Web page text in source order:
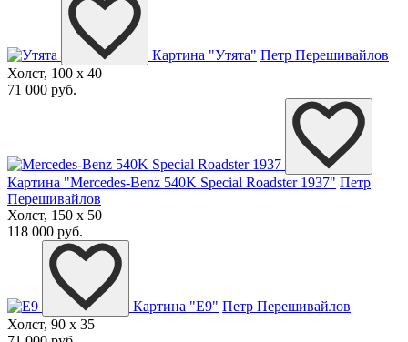
Картина "Утята" Петр Перешивайлов
Холст, 100 x 40
71 000 руб.
Картина "Mercedes-Benz 540K Special Roadster 1937" Петр
Перешивайлов
Холст, 150 x 50
118 000 руб.
Картина "E9" Петр Перешивайлов
Холст, 90 x 35